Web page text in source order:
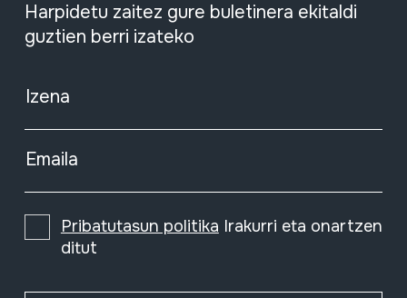
Harpidetu zaitez gure buletinera ekitaldi
guztien berri izateko
Izena
Emaila
Pribatutasun politika Irakurri eta onartzen
ditut